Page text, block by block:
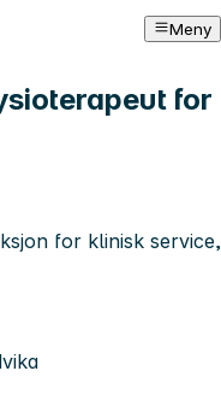
Meny
for
for klinisk service,